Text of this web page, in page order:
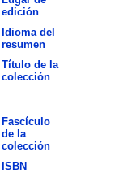
edición
Idioma del
resumen
Título de la
colección
Fascículo
de la
colección
ISBN